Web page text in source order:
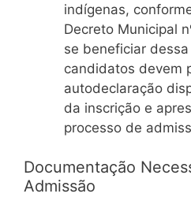
indígenas,
Decreto Municipal
se beneficiar
candidatos devem
autodeclaração
da inscrição e
processo de
Documentação
Admissão